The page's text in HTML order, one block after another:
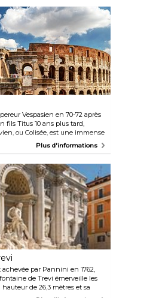
Vespasien en 70-72 après
fils Titus 10 ans plus tard,
ou Colisée, est une immense
son apogée, pouvait accueillir
dans le film « Gladiator »,
de gladiateurs et de combats
le tout pour le plus grand
a duré cent jours et
et 2 000 gladiateurs ont été
Aujourd'hui, le
plus visité de Rome, ne
laisser les visiteurs émerveillés.
lorsque le lieu semble encore
Plus d'informations
achevée par Pannini en 1762,
de Trevi émerveille les
hauteur de 26,3 mètres et sa
ce qui en fait la plus grande